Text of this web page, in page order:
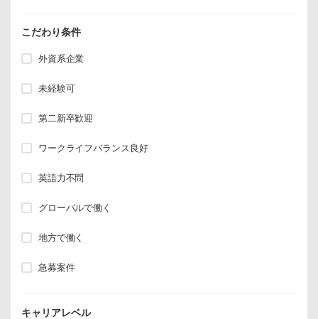
こだわり条件
外資系企業
未経験可
第二新卒歓迎
ワークライフバランス良好
英語力不問
グローバルで働く
地方で働く
急募案件
キャリアレベル